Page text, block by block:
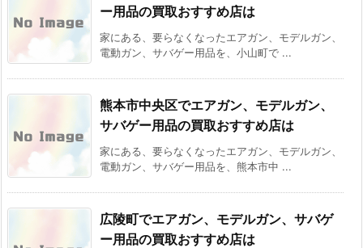
ー用品の買取おすすめ店は
家にある、要らなくなったエアガン、モデルガン、
電動ガン、サバゲー用品を、小山町で ...
熊本市中央区でエアガン、モデルガン、
サバゲー用品の買取おすすめ店は
家にある、要らなくなったエアガン、モデルガン、
電動ガン、サバゲー用品を、熊本市中 ...
広陵町でエアガン、モデルガン、サバゲ
ー用品の買取おすすめ店は